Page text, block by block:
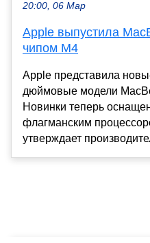
20:00, 06 Мар
Apple выпустила
чипом M4
Apple представила
дюймовые модели
Новинки теперь
флагманским
утверждает